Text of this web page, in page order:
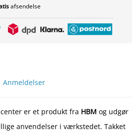
afsendelse
Anmeldelser
er et produkt fra HBM og udgør
anvendelser i værkstedet. Takket